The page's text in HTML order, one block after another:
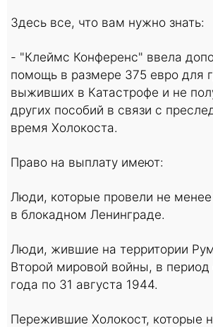
Здесь все, что вам нужно знать:
- "Клеймс Конференс" ввела
помощь в размере 375 евро для
выживших в Катастрофе и не
других пособий в связи с
время Холокоста.
Право на выплату имеют:
Люди, которые провели не
в блокадном Ленинграде.
Люди, жившие на территории
Второй мировой войны, в период
года по 31 августа 1944.
Пережившие Холокост, которые